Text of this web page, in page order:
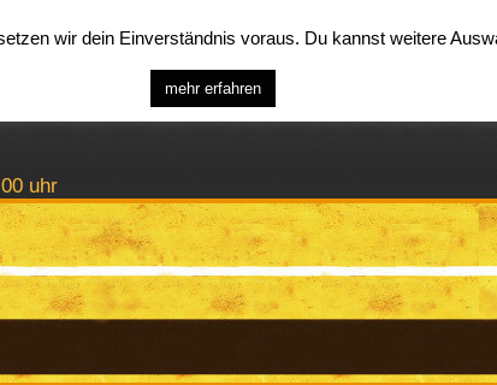
uhr
wir dein Einverständnis voraus. Du kannst weitere
mehr erfahren